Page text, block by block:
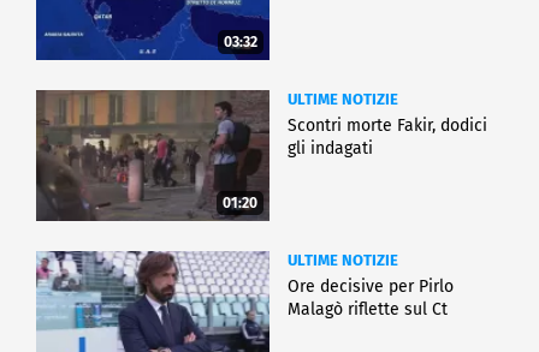
03:32
01:20
ULTIME NOTIZIE
Scontri morte Fakir, dodici
gli indagati
ULTIME NOTIZIE
Ore decisive per Pirlo
Malagò riflette sul Ct